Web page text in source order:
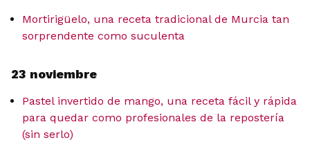
Mortirigüelo, una receta tradicional de Murcia tan
sorprendente como suculenta
23 noviembre
Pastel invertido de mango, una receta fácil y rápida
para quedar como profesionales de la repostería
(sin serlo)